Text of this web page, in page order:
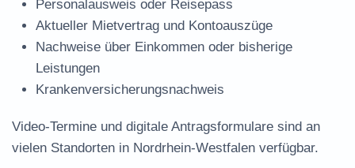
Personalausweis oder Reisepass
Aktueller Mietvertrag und Kontoauszüge
Nachweise über Einkommen oder bisherige
Leistungen
Krankenversicherungsnachweis
Video-Termine und digitale Antragsformulare sind an
vielen Standorten in Nordrhein-Westfalen verfügbar.